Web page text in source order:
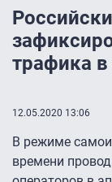
трафика в
12.05.2020 13:06
В режиме
времени